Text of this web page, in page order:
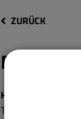
ZURÜCK
Frau
Kontaktdaten:
Telefon: